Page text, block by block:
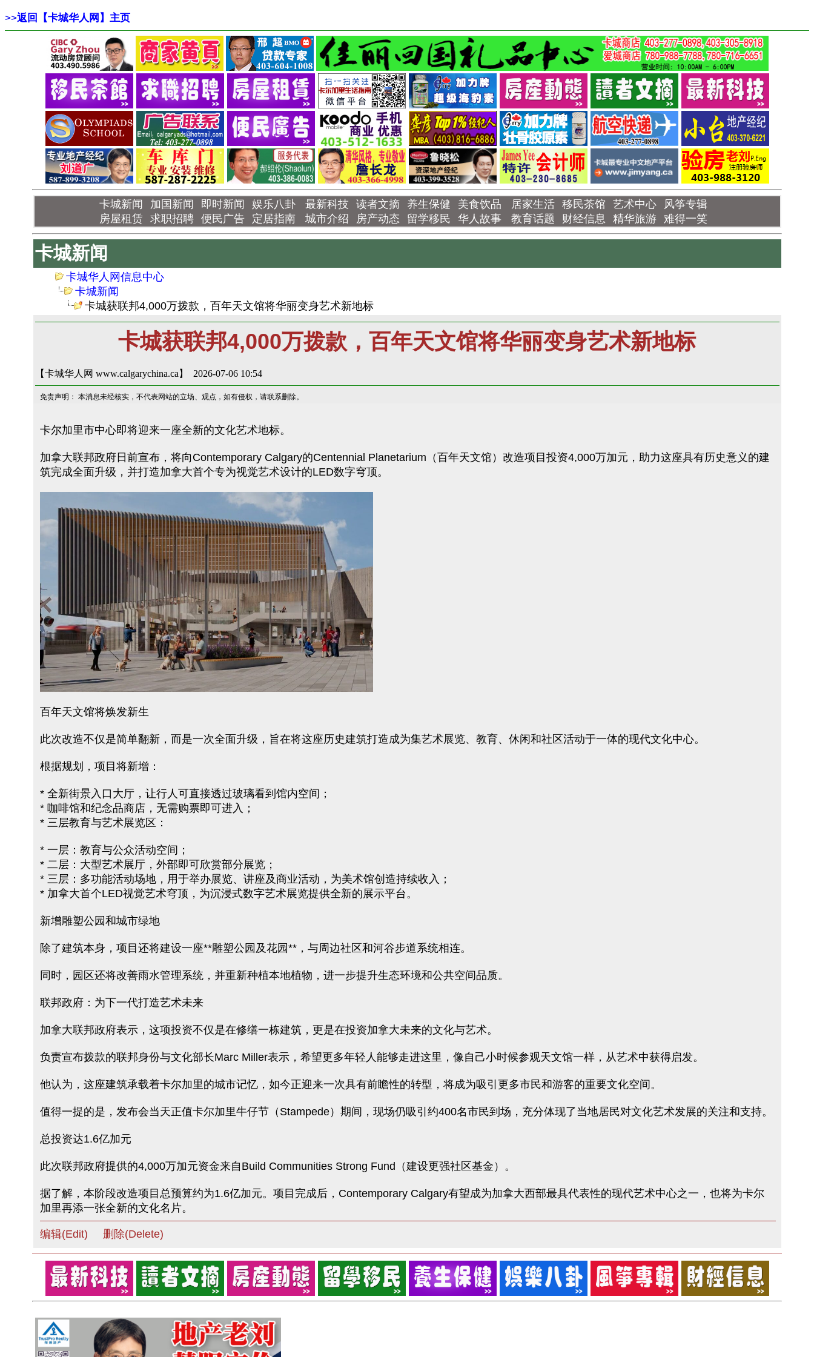
>>返回【卡城华人网】主页
卡城新闻 加国新闻 即时新闻 娱乐八卦 最新科技 读者文摘 养生保健 美食饮品 居家生活 移民茶馆 艺术中心
风筝专辑
房屋租赁 求职招聘 便民广告 定居指南 城市介绍 房产动态 留学移民 华人故事 教育话题 财经信息 精华旅游 难得一笑
卡城新闻
卡城华人网信息中心
卡城新闻
卡城获联邦4,000万拨款，百年天文馆将华丽变身艺术新地标
卡城获联邦4,000万拨款，百年天文馆将华丽变身艺术新地标
【卡城华人网 www.calgarychina.ca】 2026-07-06 10:54
免责声明： 本消息未经核实，不代表网站的立场、观点，如有侵权，请联系删除。
卡尔加里市中心即将迎来一座全新的文化艺术地标。
加拿大联邦政府日前宣布，将向Contemporary Calgary的Centennial Planetarium（百年天文馆）改造项目投资4,000万加元，助力这座具有历史意义的建
筑完成全面升级，并打造加拿大首个专为视觉艺术设计的LED数字穹顶。
百年天文馆将焕发新生
此次改造不仅是简单翻新，而是一次全面升级，旨在将这座历史建筑打造成为集艺术展览、教育、休闲和社区活动于一体的现代文化中心。
根据规划，项目将新增：
* 全新街景入口大厅，让行人可直接透过玻璃看到馆内空间；
* 咖啡馆和纪念品商店，无需购票即可进入；
* 三层教育与艺术展览区：
* 一层：教育与公众活动空间；
* 二层：大型艺术展厅，外部即可欣赏部分展览；
* 三层：多功能活动场地，用于举办展览、讲座及商业活动，为美术馆创造持续收入；
* 加拿大首个LED视觉艺术穹顶，为沉浸式数字艺术展览提供全新的展示平台。
新增雕塑公园和城市绿地
除了建筑本身，项目还将建设一座**雕塑公园及花园**，与周边社区和河谷步道系统相连。
同时，园区还将改善雨水管理系统，并重新种植本地植物，进一步提升生态环境和公共空间品质。
联邦政府：为下一代打造艺术未来
加拿大联邦政府表示，这项投资不仅是在修缮一栋建筑，更是在投资加拿大未来的文化与艺术。
负责宣布拨款的联邦身份与文化部长Marc Miller表示，希望更多年轻人能够走进这里，像自己小时候参观天文馆一样，从艺术中获得启发。
他认为，这座建筑承载着卡尔加里的城市记忆，如今正迎来一次具有前瞻性的转型，将成为吸引更多市民和游客的重要文化空间。
值得一提的是，发布会当天正值卡尔加里牛仔节（Stampede）期间，现场仍吸引约400名市民到场，充分体现了当地居民对文化艺术发展的关注和支持。
总投资达1.6亿加元
此次联邦政府提供的4,000万加元资金来自Build Communities Strong Fund（建设更强社区基金）。
据了解，本阶段改造项目总预算约为1.6亿加元。项目完成后，Contemporary Calgary有望成为加拿大西部最具代表性的现代艺术中心之一，也将为卡尔
加里再添一张全新的文化名片。
编辑(Edit) 删除(Delete)